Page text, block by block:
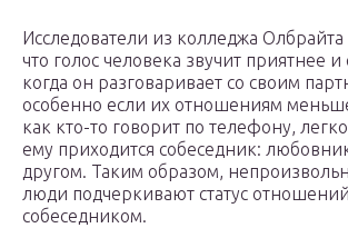
Исследователи из колледжа
что голос человека звучит приятнее и
когда он разговаривает со своим
особенно если их отношениям
как кто-то говорит по телефону,
ему приходится собеседник:
другом. Таким образом,
люди подчеркивают статус
собеседником.